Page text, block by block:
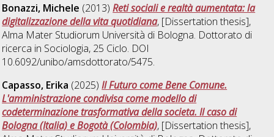
Bonazzi, Michele (2013)Reti sociali e realtà aumentata: la
digitalizzazione della vita quotidiana, [Dissertation thesis],
Alma Mater Studiorum Università di Bologna. Dottorato di
ricerca in Sociologia, 25 Ciclo. DOI
10.6092/unibo/amsdottorato/5475.
Capasso, Erika (2025)Il Futuro come Bene Comune.
L'amministrazione condivisa come modello di
codeterminazione trasformativa della societa. Il caso di
Bologna (Italia) e Bogotà (Colombia), [Dissertation thesis],